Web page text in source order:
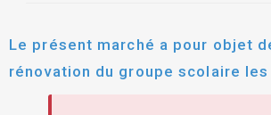
Le présent marché a pour objet
rénovation du groupe scolaire les
guillaume à cormeilles-en-